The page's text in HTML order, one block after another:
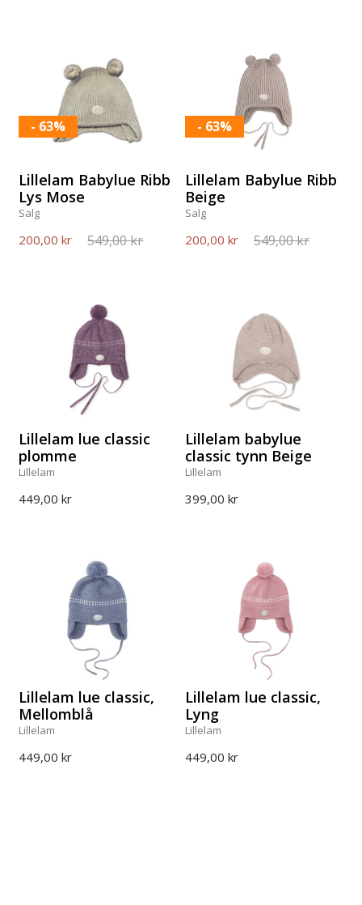
Lillelam Babylue Ribb
Lys Mose
Salg
200,00 kr 549,00 kr
- 63%
Lillelam Babylue Ribb
Beige
Salg
200,00 kr 549,00 kr
- 63%
Lillelam lue classic
plomme
Lillelam
449,00 kr
Lillelam babylue
classic tynn Beige
Lillelam
399,00 kr
Lillelam lue classic,
Mellomblå
Lillelam
449,00 kr
Lillelam lue classic,
Lyng
Lillelam
449,00 kr